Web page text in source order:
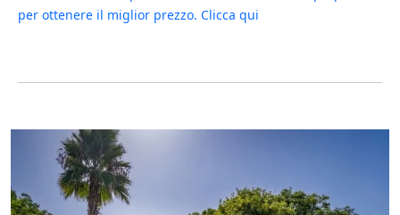
per ottenere il miglior prezzo. Clicca qui